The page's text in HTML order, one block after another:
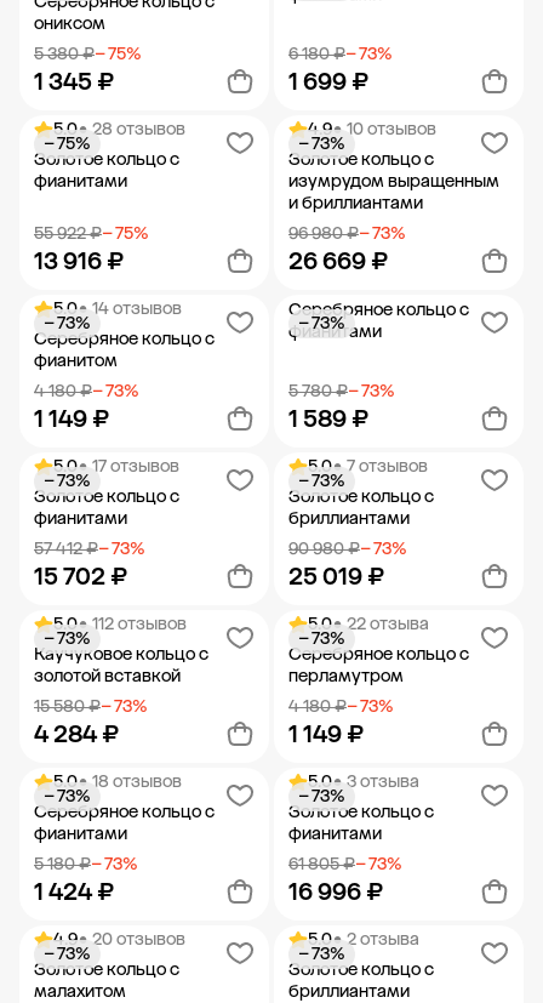
ониксом
5 380 ₽− 75%
1 345 ₽
Добавить в корзину
6 180 ₽− 73%
1 699 ₽
Добавить в корзину
5.0• 28 отзывов
Золотое кольцо с
фианитами
55 922 ₽− 75%
13 916 ₽
− 75%
Добавить в корзину
4.9• 10 отзывов
Золотое кольцо с
изумрудом выращенным
и бриллиантами
96 980 ₽− 73%
26 669 ₽
− 73%
Добавить в корзину
5.0• 14 отзывов
Серебряное кольцо с
фианитом
4 180 ₽− 73%
1 149 ₽
− 73%
Добавить в корзину
Серебряное кольцо с
фианитами
5 780 ₽− 73%
1 589 ₽
− 73%
Добавить в корзину
5.0• 17 отзывов
Золотое кольцо с
фианитами
57 412 ₽− 73%
15 702 ₽
− 73%
Добавить в корзину
5.0• 7 отзывов
Золотое кольцо с
бриллиантами
90 980 ₽− 73%
25 019 ₽
− 73%
Добавить в корзину
5.0• 112 отзывов
Каучуковое кольцо с
золотой вставкой
15 580 ₽− 73%
4 284 ₽
− 73%
Добавить в корзину
5.0• 22 отзыва
Серебряное кольцо с
перламутром
4 180 ₽− 73%
1 149 ₽
− 73%
Добавить в корзину
5.0• 18 отзывов
Серебряное кольцо с
фианитами
5 180 ₽− 73%
1 424 ₽
− 73%
Добавить в корзину
5.0• 3 отзыва
Золотое кольцо с
фианитами
61 805 ₽− 73%
16 996 ₽
− 73%
Добавить в корзину
4.9• 20 отзывов
Золотое кольцо с
малахитом
− 73%
5.0• 2 отзыва
Золотое кольцо с
бриллиантами
− 73%